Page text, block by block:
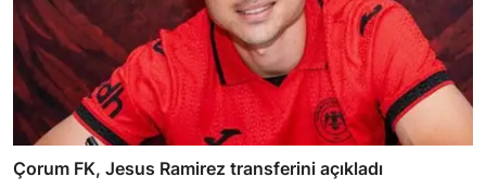
Çorum FK, Jesus Ramirez transferini açıkladı